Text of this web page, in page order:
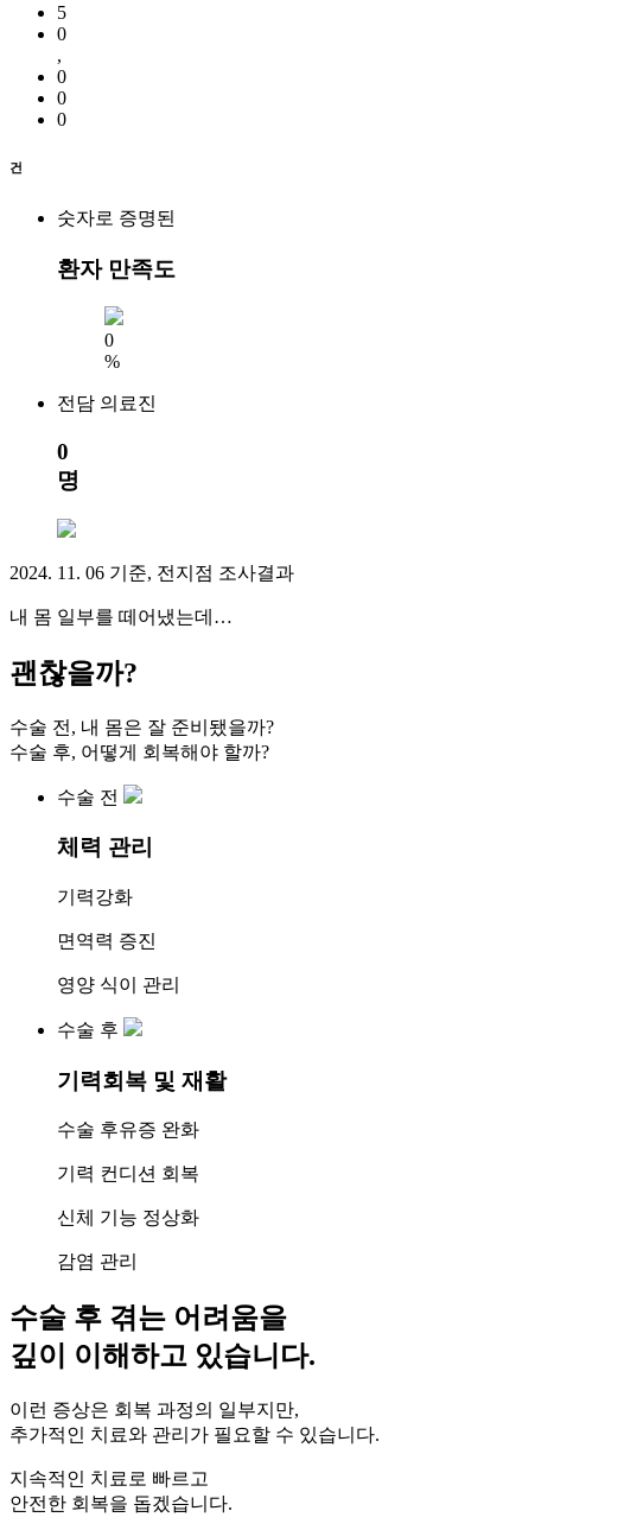
5
0
,
0
0
0
건
숫자로 증명된
환자 만족도
0
%
전담 의료진
0
명
2024. 11. 06 기준, 전지점 조사결과
내 몸 일부를 떼어냈는데…
괜찮을까?
수술 전, 내 몸은 잘 준비됐을까?
수술 후, 어떻게 회복해야 할까?
수술 전
체력 관리
기력강화
면역력 증진
영양 식이 관리
수술 후
기력회복 및 재활
수술 후유증 완화
기력 컨디션 회복
신체 기능 정상화
감염 관리
수술 후 겪는 어려움을
깊이 이해하고 있습니다.
이런 증상은 회복 과정의 일부지만,
추가적인 치료와 관리가 필요할 수 있습니다.
지속적인 치료로 빠르고
안전한 회복을 돕겠습니다.